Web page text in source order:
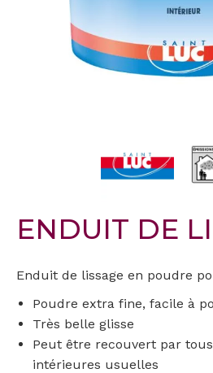
ENDUIT DE
Enduit de lissage en poudre
Poudre extra fine, facile à
Très belle glisse
Peut être recouvert par
intérieures usuelles